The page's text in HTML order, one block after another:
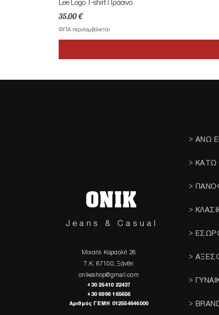
Lee Logo T-shirt Πράσινο
Τιμή
35,00 €
ΦΠΑ περιλαμβάνεται
ONIK
Jeans & Casual
Μιχαήλ Καραολή 26
Τ.Κ. 67100, Ξάνθη
onikeshop@gmail.com
+30 25410 22437
+30 6996 165656
Αριθμός ΓΕΜΗ 012554646000
> ΑΝΩ
> ΚΑΤΩ
>
>
>
>
>
>